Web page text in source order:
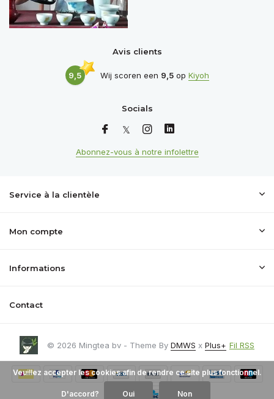
Avis clients
9,5 Wij scoren een 9,5op Kiyoh
Socials
Abonnez-vous à notre infolettre
Service à la clientèle
Mon compte
Informations
Contact
© 2026 Mingtea bv - Theme By DMWS x Plus+ Fil RSS
Veuillez accepter les cookies afin de rendre ce site plus fonctionnel.
D'accord? Oui Non